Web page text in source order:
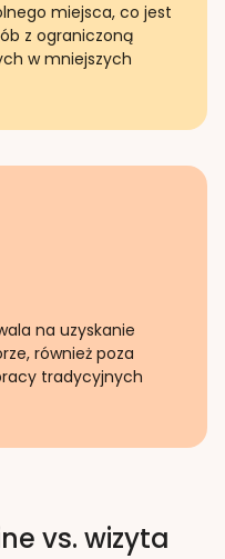
miejsca, co jest
z ograniczoną
w mniejszych
na uzyskanie
również poza
tradycyjnych
vs. wizyta